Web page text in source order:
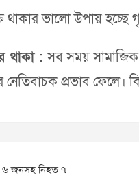
থাকার ভালো উপায় হচ্ছে
থাকা : সব সময় সামাজিক
প্রভাব ফেলে।
৬ জনসহ নিহত ৭